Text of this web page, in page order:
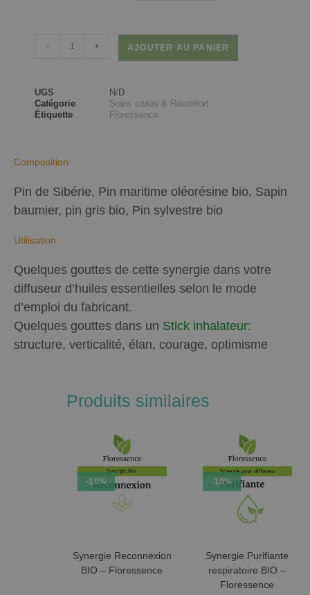
option
- + AJOUTER AU PANIER
UGS
N/D
Catégorie
Soins ciblés & Réconfort
Étiquette
Floressence
Composition:
Pin de Sibérie, Pin maritime oléorésine bio, Sapin
baumier, pin gris bio, Pin sylvestre bio
Utilisation:
Quelques gouttes de cette synergie dans votre
diffuseur d’huiles essentielles selon le mode
d’emploi du fabricant.
Quelques gouttes dans un Stick inhalateur:
structure, verticalité, élan, courage, optimisme
Produits similaires
-10%
Synergie Reconnexion
BIO – Floressence
-10%
Synergie Purifiante
respiratoire BIO –
Floressence